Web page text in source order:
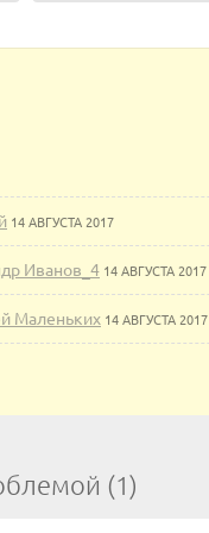
14 АВГУСТА 2017
Иванов_4 14 АВГУСТА 2017
Маленьких 14 АВГУСТА 2017
(1)